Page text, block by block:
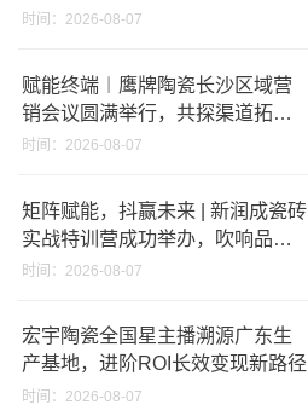
时间：2026-08-07
赋能终端︱鹰牌陶瓷长沙区域营
销会议圆满举行，共探渠道拓展
与门店升级新路径
时间：2026-08-07
矩阵赋能，抖赢未来 | 新润成瓷砖
实战特训营成功举办，吹响品牌
秋季营销冲锋号！
时间：2026-08-07
宏宇陶瓷全国星主播溯源广东生
产基地，进阶ROI长效变现新路径
时间：2026-08-07